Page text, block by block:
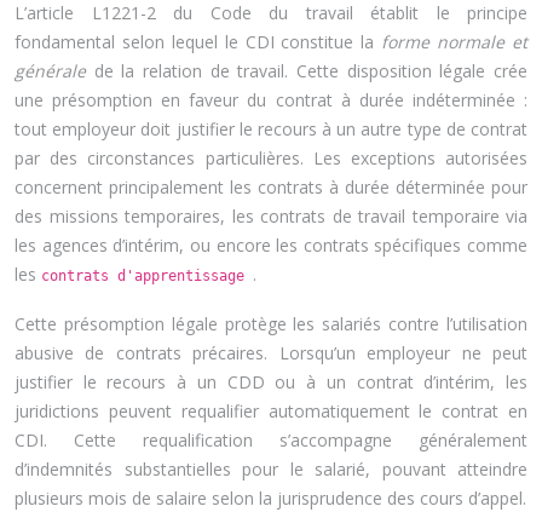
L’article L1221-2 du Code du travail établit le principe
fondamental selon lequel le CDI constitue la forme normale et
générale de la relation de travail. Cette disposition légale crée
une présomption en faveur du contrat à durée indéterminée :
tout employeur doit justifier le recours à un autre type de contrat
par des circonstances particulières. Les exceptions autorisées
concernent principalement les contrats à durée déterminée pour
des missions temporaires, les contrats de travail temporaire via
les agences d’intérim, ou encore les contrats spécifiques comme
les contrats d'apprentissage .
Cette présomption légale protège les salariés contre l’utilisation
abusive de contrats précaires. Lorsqu’un employeur ne peut
justifier le recours à un CDD ou à un contrat d’intérim, les
juridictions peuvent requalifier automatiquement le contrat en
CDI. Cette requalification s’accompagne généralement
d’indemnités substantielles pour le salarié, pouvant atteindre
plusieurs mois de salaire selon la jurisprudence des cours d’appel.